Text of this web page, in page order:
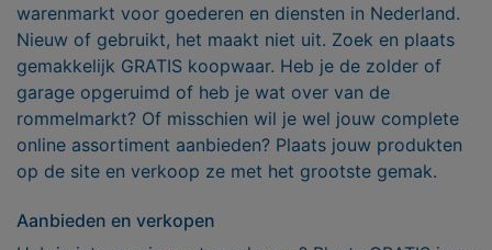
warenmarkt voor goederen en diensten in Nederland.
Nieuw of gebruikt, het maakt niet uit. Zoek en plaats
gemakkelijk GRATIS koopwaar. Heb je de zolder of
garage opgeruimd of heb je wat over van de
rommelmarkt? Of misschien wil je wel jouw complete
online assortiment aanbieden? Plaats jouw produkten
op de site en verkoop ze met het grootste gemak.
Aanbieden en verkopen